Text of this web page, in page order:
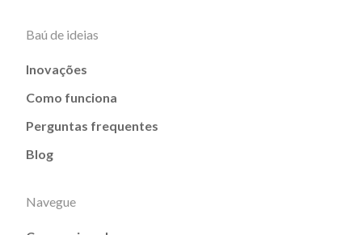
Baú de ideias
Inovações
Como funciona
Perguntas frequentes
Blog
Navegue